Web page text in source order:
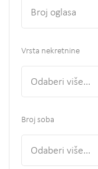
Vrsta nekretnine
Odaberi više...
Broj soba
Odaberi više...